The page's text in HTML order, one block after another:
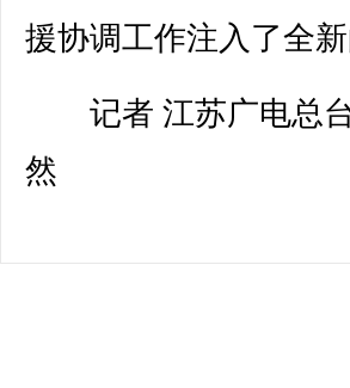
援协调工作注入了全
记者 江苏广电总台
然